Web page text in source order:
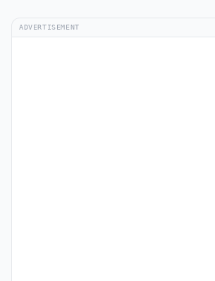
ADVERTISEMENT